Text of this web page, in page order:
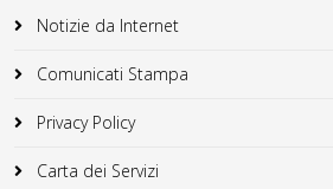
Notizie da Internet
Comunicati Stampa
Privacy Policy
Carta dei Servizi